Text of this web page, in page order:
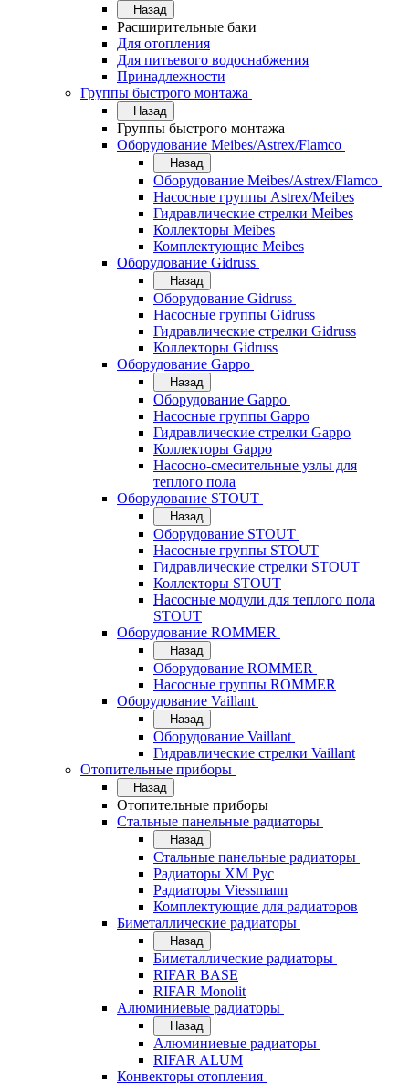
Назад
Расширительные баки
Для отопления
Для питьевого водоснабжения
Принадлежности
Группы быстрого монтажа
Назад
Группы быстрого монтажа
Оборудование Meibes/Astrex/Flamco
Назад
Оборудование Meibes/Astrex/Flamco
Насосные группы Astrex/Meibes
Гидравлические стрелки Meibes
Коллекторы Meibes
Комплектующие Meibes
Оборудование Gidruss
Назад
Оборудование Gidruss
Насосные группы Gidruss
Гидравлические стрелки Gidruss
Коллекторы Gidruss
Оборудование Gappo
Назад
Оборудование Gappo
Насосные группы Gappo
Гидравлические стрелки Gappo
Коллекторы Gappo
Насосно-смесительные узлы для
теплого пола
Оборудование STOUT
Назад
Оборудование STOUT
Насосные группы STOUT
Гидравлические стрелки STOUT
Коллекторы STOUT
Насосные модули для теплого пола
STOUT
Оборудование ROMMER
Назад
Оборудование ROMMER
Насосные группы ROMMER
Оборудование Vaillant
Назад
Оборудование Vaillant
Гидравлические стрелки Vaillant
Отопительные приборы
Назад
Отопительные приборы
Стальные панельные радиаторы
Назад
Стальные панельные радиаторы
Радиаторы ХМ Рус
Радиаторы Viessmann
Комплектующие для радиаторов
Биметаллические радиаторы
Назад
Биметаллические радиаторы
RIFAR BASE
RIFAR Monolit
Алюминиевые радиаторы
Назад
Алюминиевые радиаторы
RIFAR ALUM
Конвекторы отопления